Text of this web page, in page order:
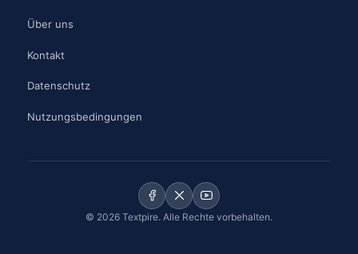
Über uns
Kontakt
Datenschutz
Nutzungsbedingungen
© 2026 Textpire. Alle Rechte vorbehalten.